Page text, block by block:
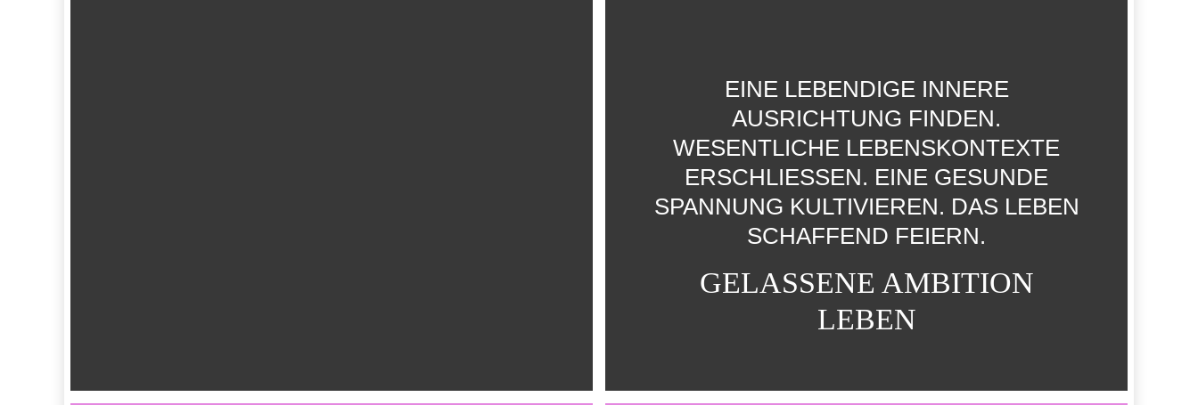
EINE LEBENDIGE INNERE
AUSRICHTUNG FINDEN.
WESENTLICHE LEBENSKONTEXTE
ERSCHLIESSEN. EINE GESUNDE S
PANNUNG KULTIVIEREN. DAS LEBEN S
CHAFFEND FEIERN.
GELASSENE AMBITION
LEBEN